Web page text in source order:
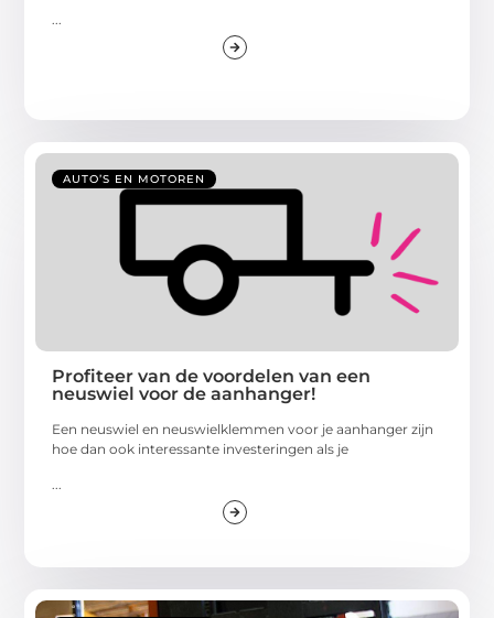
AUTO’S EN MOTOREN
Profiteer van de voordelen van een
neuswiel voor de aanhanger!
Een neuswiel en neuswielklemmen voor je aanhanger zijn
hoe dan ook interessante investeringen als je
...